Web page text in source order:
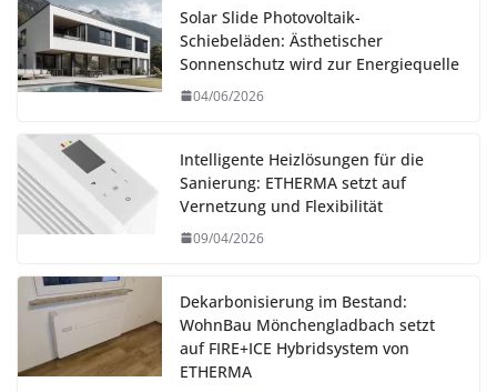
Solar Slide Photovoltaik-
Schiebeläden: Ästhetischer
Sonnenschutz wird zur Energiequelle
04/06/2026
Intelligente Heizlösungen für die
Sanierung: ETHERMA setzt auf
Vernetzung und Flexibilität
09/04/2026
Dekarbonisierung im Bestand:
WohnBau Mönchengladbach setzt
auf FIRE+ICE Hybridsystem von
ETHERMA